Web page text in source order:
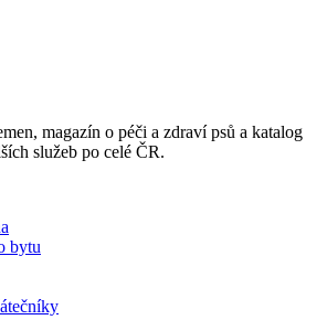
magazín o péči a zdraví psů a katalog
služeb po celé ČR.
bytu